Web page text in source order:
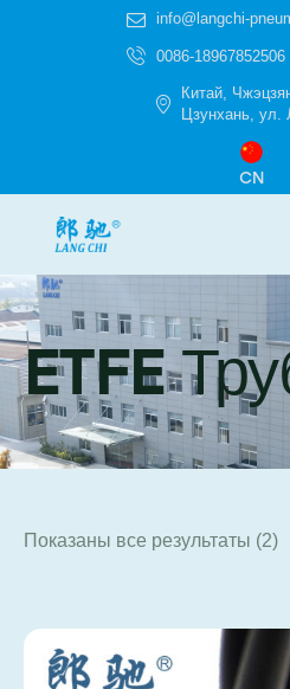
info@langchi-
0086-18967852506
Китай,
Цзунхань, ул.
CN
ETFE
Показаны все результаты (2)